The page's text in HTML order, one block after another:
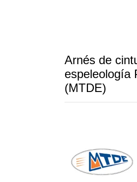
Arnés de
espeleología
(MTDE)